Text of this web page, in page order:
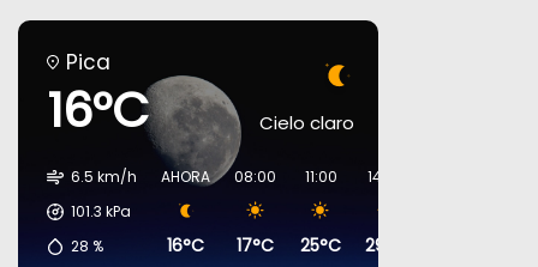
Pica
16°C Cielo claro
6.5 km/h
101.3 kPa
28 %
AHORA
16°C
08:00
17°C
11:00
25°C
14:00
29°C